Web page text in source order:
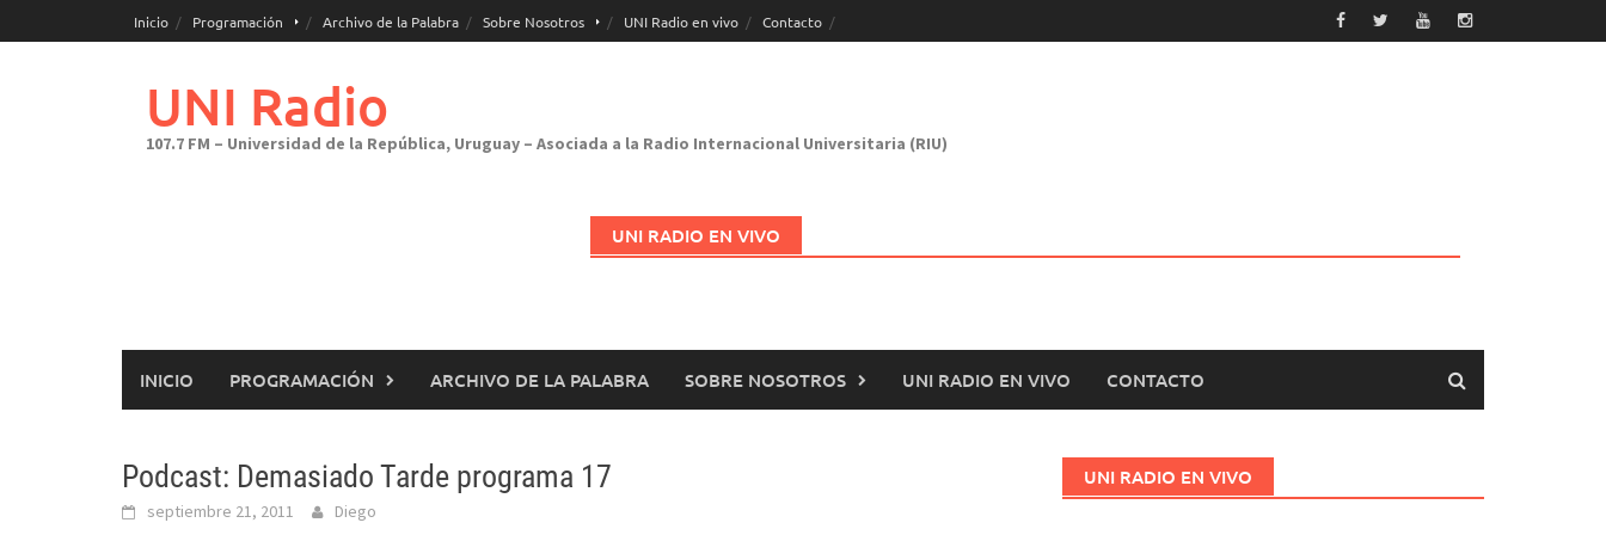
al
Inicio Programación Archivo de la Palabra Sobre Nosotros UNI Radio en vivo Contacto
UNI Radio
107.7 FM – Universidad de la República, Uruguay – Asociada a la Radio Internacional Universitaria (RIU)
UNI RADIO EN VIVO
INICIO PROGRAMACIÓN ARCHIVO DE LA PALABRA SOBRE NOSOTROS UNI RADIO EN VIVO CONTACTO
Podcast: Demasiado Tarde programa 17
septiembre 21, 2011 Diego
UNI RADIO EN VIVO